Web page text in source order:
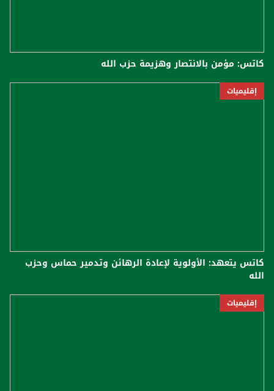
كاتس: مؤمن بالانتصار وهزيمة حزب الله
إقليميات
كاتس يتعهد: الأولوية لإعادة الرهائن وتدمير حماس وحزب
الله
إقليميات